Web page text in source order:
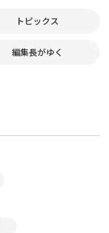
トピックス
編集長がゆく